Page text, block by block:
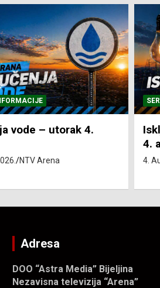
el. energije – utorak
NTV Arena
4.
Adresa
DOO “Astra Media” Bijeljina
Nezavisna televizija “Arena”